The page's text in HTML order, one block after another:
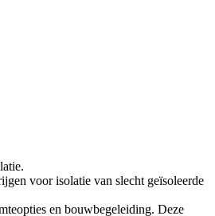
voor isolatie van slecht geïsoleerde
en bouwbegeleiding. Deze